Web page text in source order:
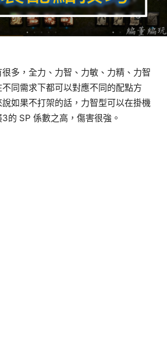
多，全力、力智、力敏、力精、力智
同需求下都可以對應不同的配點方
如果不打架的話，力智型可以在掛機
的 SP 係數之高，傷害很強。